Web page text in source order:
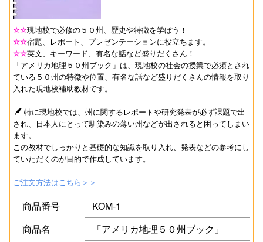
☆☆現地校で必修の５０州、歴史や特徴を学ぼう！
☆☆宿題、レポート、プレゼンテーションに役立ちます。
☆☆英文、キーワード、有名な話など盛りだくさん！
「アメリカ地理５０州ブック」は、現地校の社会の授業で必須とされ
ている５０州の特徴や位置、有名な話など盛りだくさんの情報を取り
入れた現地校補助教材です。
特に現地校では、州に関するレポートや研究発表が必ず課題で出
され、日本人にとって馴染みの薄い州などが出されると困ってしまい
ます。
この教材でしっかりと基礎的な知識を取り入れ、発表などの参考にし
ていただくのが目的で作成しています。
ご注文方法はこちら＞＞
商品番号
KOM-1
商品名
「アメリカ地理５０州ブック」